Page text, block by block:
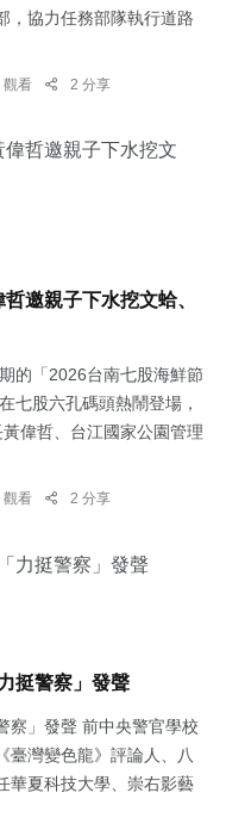
，協力任務部隊執行道路
觀看 2 分享
邀親子下水挖文蛤、
的「2026台南七股海鮮節
七股六孔碼頭熱鬧登場，
偉哲、台江國家公園管理
觀看 2 分享
挺警察」發聲
察」發聲 前中央警官學校
臺灣變色龍》評論人、八
華夏科技大學、崇右影藝